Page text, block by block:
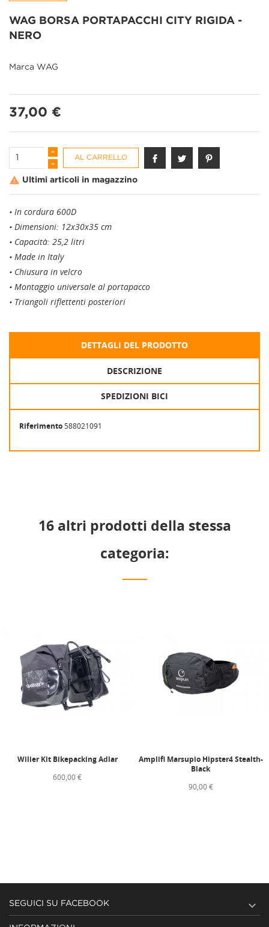
WAG BORSA PORTAPACCHI CITY RIGIDA -
NERO
Marca WAG
37,00 €
AL CARRELLO
 Ultimi articoli in magazzino
• In cordura 600D
• Dimensioni: 12x30x35 cm
• Capacità: 25,2 litri
• Made in Italy
• Chiusura in velcro
• Montaggio universale al portapacco
• Triangoli riflettenti posteriori
DETTAGLI DEL PRODOTTO
DESCRIZIONE
SPEDIZIONI BICI
Riferimento588021091
16 altri prodotti della stessa
categoria:
Wilier Kit Bikepacking Adlar
600,00 €
Amplifi Marsupio Hipster4 Stealth-
Black
90,00 €
SEGUICI SU FACEBOOK 